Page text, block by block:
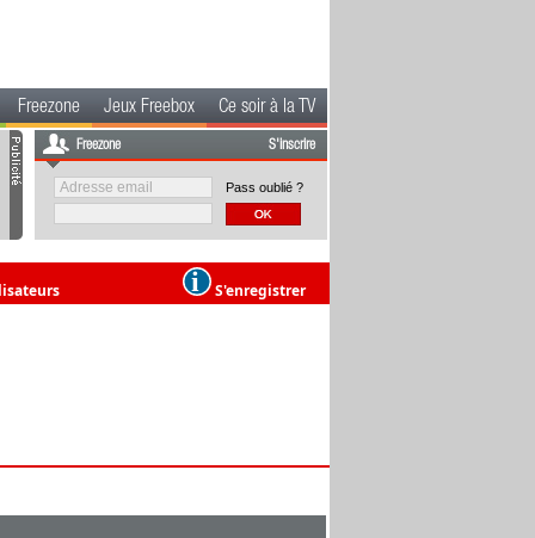
Freezone Jeux Freebox Ce soir à la TV
Freezone S'inscrire
Pass oublié ?
S'enregistrer